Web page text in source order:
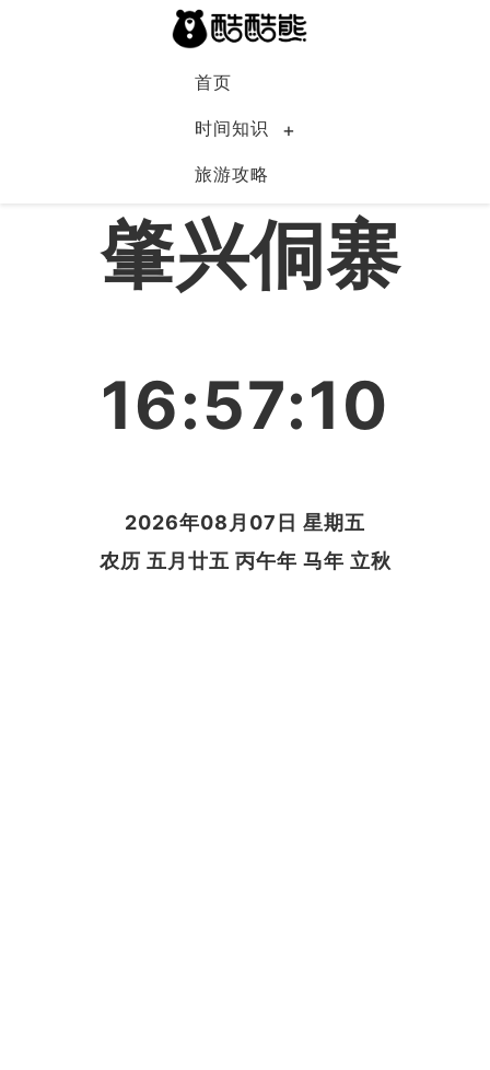
首页
时间知识
旅游攻略
中国
肇兴侗寨
16:57:10
2026年08月07日 星期五
农历 五月廿五 丙午年 马年 立秋